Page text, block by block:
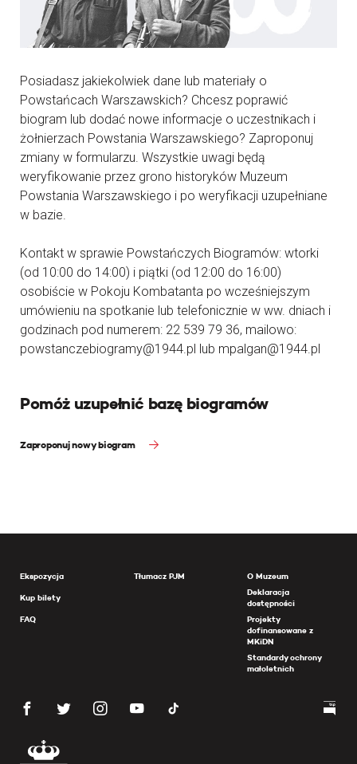
Posiadasz jakiekolwiek dane lub materiały o
Powstańcach Warszawskich? Chcesz poprawić
biogram lub dodać nowe informacje o uczestnikach i
żołnierzach Powstania Warszawskiego? Zaproponuj
zmiany w formularzu. Wszystkie uwagi będą
weryfikowanie przez grono historyków Muzeum
Powstania Warszawskiego i po weryfikacji uzupełniane
w bazie.
Kontakt w sprawie Powstańczych Biogramów: wtorki
(od 10:00 do 14:00) i piątki (od 12:00 do 16:00)
osobiście w Pokoju Kombatanta po wcześniejszym
umówieniu na spotkanie lub telefonicznie w ww. dniach i
godzinach pod numerem: 22 539 79 36, mailowo:
powstanczebiogramy@1944.pl lub mpalgan@1944.pl
Pomóż uzupełnić bazę biogramów
Zaproponuj nowy biogram
Ekspozycja
Kup bilety
FAQ
Tłumacz PJM
O Muzeum
Deklaracja
dostępności
Projekty
dofinansowane z
MKiDN
Standardy ochrony
małoletnich